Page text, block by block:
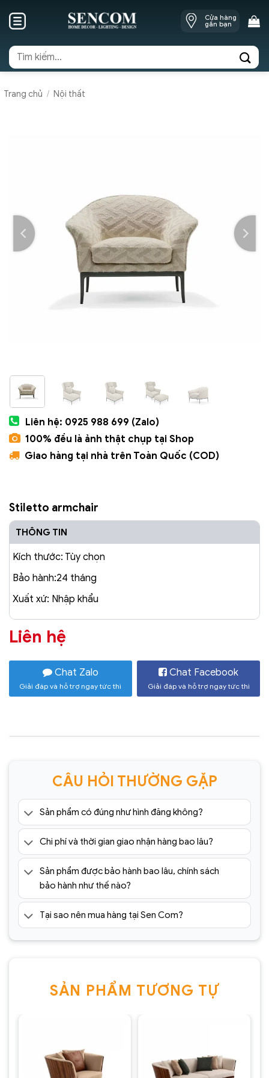
Cửa hàng
gần bạn
Tìm
kiếm:
Trang chủ / Nội thất
Liên hệ: 0925 988 699 (Zalo)
100% đều là ảnh thật chụp tại Shop
Giao hàng tại nhà trên Toàn Quốc (COD)
Stiletto armchair
THÔNG TIN
Kích thước: Tùy chọn
Bảo hành:24 tháng
Xuất xứ: Nhập khẩu
Liên hệ
Chat Zalo
Giải đáp và hỗ trợ ngay tức thì
Chat Facebook
Giải đáp và hỗ trợ ngay tức thì
CÂU HỎI THƯỜNG GẶP
Sản phẩm có đúng như hình đăng không?
Chi phí và thời gian giao nhận hàng bao lâu?
Sản phẩm được bảo hành bao lâu, chính sách
bảo hành như thế nào?
Tại sao nên mua hàng tại Sen Com?
SẢN PHẨM TƯƠNG TỰ